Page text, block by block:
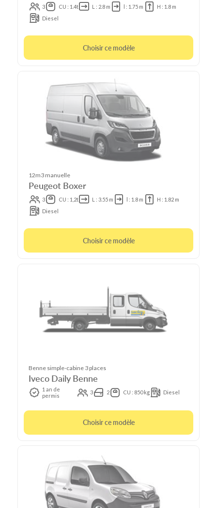
3 CU : 1.4t L : 2.8 m l : 1.75 m
H : 1.8 m
Diesel
Choisir ce modèle
12m3 manuelle
Peugeot Boxer
3 CU : 1,2t L : 3.55 m l : 1.8 m
H : 1.82 m
Diesel
Choisir ce modèle
Benne simple-cabine 3 places
Iveco Daily Benne
1 an de
permis
3 2 CU : 850 kg Diesel
Choisir ce modèle